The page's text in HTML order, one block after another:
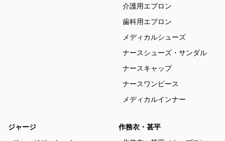
介護用エプロン
歯科用エプロン
メディカルシューズ
ナースシューズ・サンダル
ナースキャップ
ナースワンピース
メディカルインナー
ジャージ
作務衣・甚平